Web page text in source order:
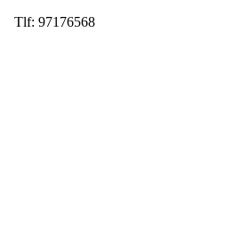
Tlf: 97176568